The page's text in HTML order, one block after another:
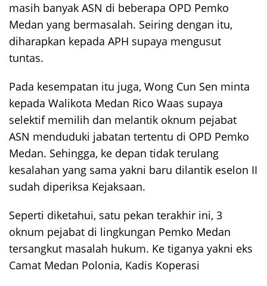
masih banyak ASN di beberapa OPD Pemko
Medan yang bermasalah. Seiring dengan itu,
diharapkan kepada APH supaya mengusut
tuntas.
Pada kesempatan itu juga, Wong Cun Sen minta
kepada Walikota Medan Rico Waas supaya
selektif memilih dan melantik oknum pejabat
ASN menduduki jabatan tertentu di OPD Pemko
Medan. Sehingga, ke depan tidak terulang
kesalahan yang sama yakni baru dilantik eselon II
sudah diperiksa Kejaksaan.
Seperti diketahui, satu pekan terakhir ini, 3
oknum pejabat di lingkungan Pemko Medan
tersangkut masalah hukum. Ke tiganya yakni eks
Camat Medan Polonia, Kadis Koperasi